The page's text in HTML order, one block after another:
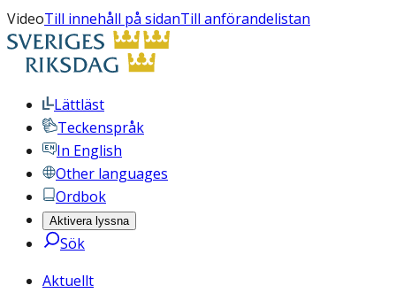
VideoTill innehåll på sidanTill anförandelistan
Lättläst
Teckenspråk
In English
Other languages
Ordbok
Aktivera lyssna
Sök
Aktuellt